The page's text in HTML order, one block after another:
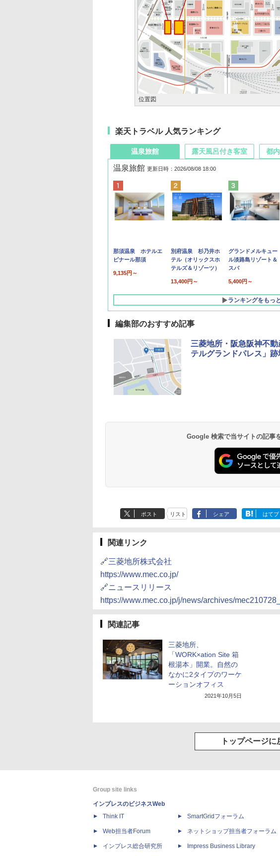
位置図
楽天トラベル 人気ランキング
温泉旅館
温泉旅館 更新日時：2026/08/08 18:00
那須温泉 ホテルエ
ピナール那須
9,135円～
別府温泉 杉乃井ホ
テル（オリックスホ
テルズ＆リゾーツ）
13,400円～
グランドメルキュー
ル淡路島リゾート＆
スパ
5,400円～
ランキングをもっ
露天風呂付き客室
10,450円～
19,541円～
都
7,950円～
5,758円～
編集部のおすすめ記事
三菱地所・阪急阪神不
テルグランドパレス」
Google 検索で当サイトの記事
ポスト リスト シェア はてブ
関連リンク
🔗三菱地所株式会社
https://www.mec.co.jp/
🔗ニュースリリース
https://www.mec.co.jp/j/news/archives/
関連記事
三菱地所、
「WORK×ation Site 箱
根湯本」開業。自然の
なかに2タイプのワーケ
ーションオフィス
2021年10月5日
トップページに
Group site links
インプレスのビジネスWeb
Think IT
Web担当者Forum
インプレス総合研究所
SmartGridフォーラム
ネットショップ担当者フォーラム
Impress Business Library